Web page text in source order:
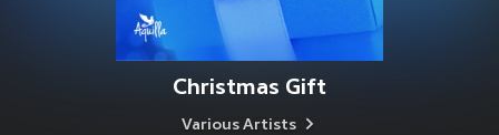
Christmas Gift
Various Artists